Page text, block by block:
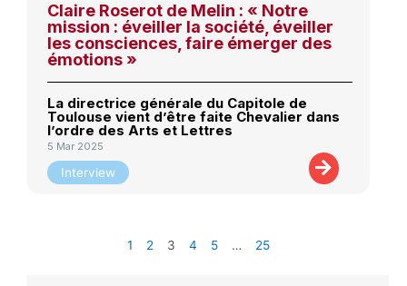
Claire Roserot de Melin : « Notre
mission : éveiller la société, éveiller
les consciences, faire émerger des
émotions »
La directrice générale du Capitole de
Toulouse vient d’être faite Chevalier dans
l’ordre des Arts et Lettres
5 Mar 2025
Interview
1 2 3 4 5 … 25